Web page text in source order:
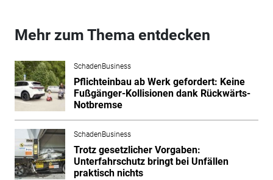
Mehr zum Thema entdecken
SchadenBusiness
Pflichteinbau ab Werk gefordert: Keine
Fußgänger-Kollisionen dank Rückwärts-
Notbremse
SchadenBusiness
Trotz gesetzlicher Vorgaben:
Unterfahrschutz bringt bei Unfällen
praktisch nichts